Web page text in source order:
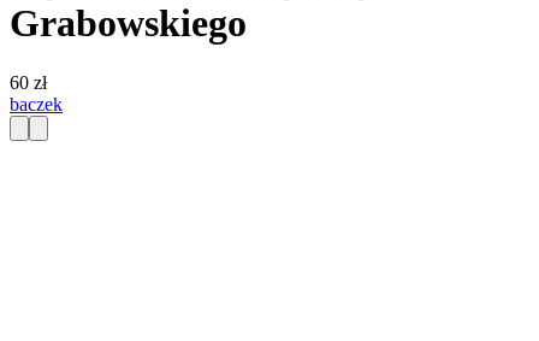
Grabowskiego
60 zł
baczek